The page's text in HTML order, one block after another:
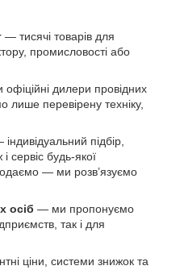
— тисячі товарів для
промисловості або
дилери провідних
лише перевірену техніку,
підбір,
і сервіс будь-якої
— ми розв’язуємо
осіб — ми пропонуємо
так і для
ціни, системи знижок та